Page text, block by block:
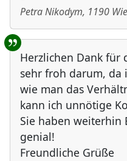
Petra Nikodym, 1190
Herzlichen Dank für
sehr froh darum, da
wie man das
kann ich unnötige
Sie haben weiterhin
genial!
Freundliche Grüße